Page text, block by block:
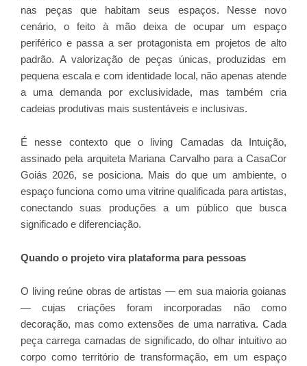
nas peças que habitam seus espaços. Nesse novo
cenário, o feito à mão deixa de ocupar um espaço
periférico e passa a ser protagonista em projetos de alto
padrão. A valorização de peças únicas, produzidas em
pequena escala e com identidade local, não apenas atende
a uma demanda por exclusividade, mas também cria
cadeias produtivas mais sustentáveis e inclusivas.
É nesse contexto que o living Camadas da Intuição,
assinado pela arquiteta Mariana Carvalho para a CasaCor
Goiás 2026, se posiciona. Mais do que um ambiente, o
espaço funciona como uma vitrine qualificada para artistas,
conectando suas produções a um público que busca
significado e diferenciação.
Quando o projeto vira plataforma para pessoas
O living reúne obras de artistas — em sua maioria goianas
— cujas criações foram incorporadas não como
decoração, mas como extensões de uma narrativa. Cada
peça carrega camadas de significado, do olhar intuitivo ao
corpo como território de transformação, em um espaço